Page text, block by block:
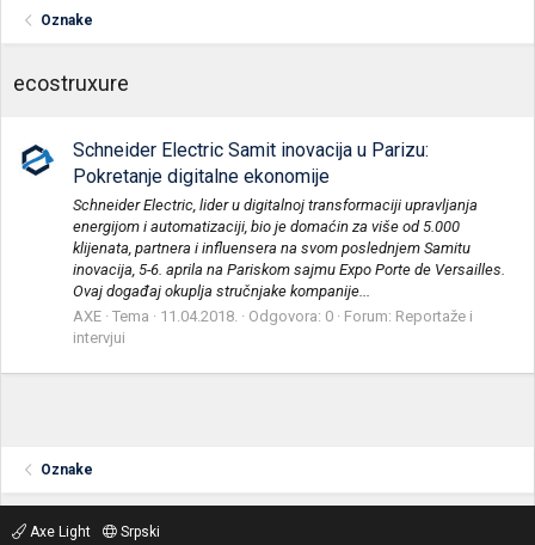
Oznake
ecostruxure
Schneider Electric Samit inovacija u Parizu:
Pokretanje digitalne ekonomije
Schneider Electric, lider u digitalnoj transformaciji upravljanja
energijom i automatizaciji, bio je domaćin za više od 5.000
klijenata, partnera i influensera na svom poslednjem Samitu
inovacija, 5-6. aprila na Pariskom sajmu Expo Porte de Versailles.
Ovaj događaj okuplja stručnjake kompanije...
AXE Tema 11.04.2018. Odgovora: 0 Forum: Reportaže i
intervjui
Oznake
Axe Light
Srpski